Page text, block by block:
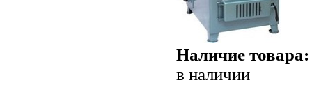
Наличие товара:
в наличии